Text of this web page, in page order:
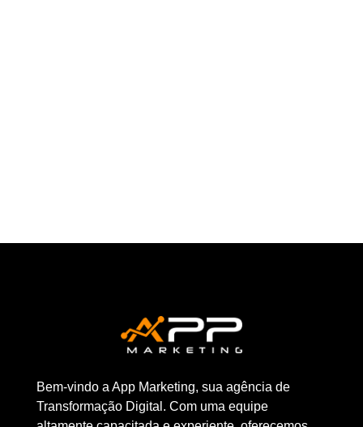
Bem-vindo a App Marketing, sua agência de
Transformação Digital. Com uma equipe